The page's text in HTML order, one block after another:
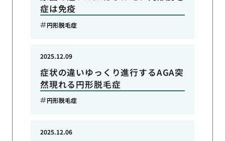
症は免疫
円形脱毛症
症状の違いゆっくり進行するAGA突
然現れる円形脱毛症
2025.12.09
円形脱毛症
2025.12.06